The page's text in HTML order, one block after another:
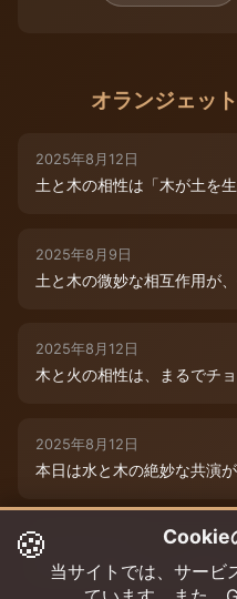
オランジェッ
2025年8月12日
土と木の相性は「木が土を
2025年8月9日
土と木の微妙な相互作用が
2025年8月12日
木と火の相性は、まるでチ
2025年8月12日
本日は水と木の絶妙な共演
2025年8月12日
本日は、燃えるような情熱
🍪 Cookie
当サイトでは、サービ